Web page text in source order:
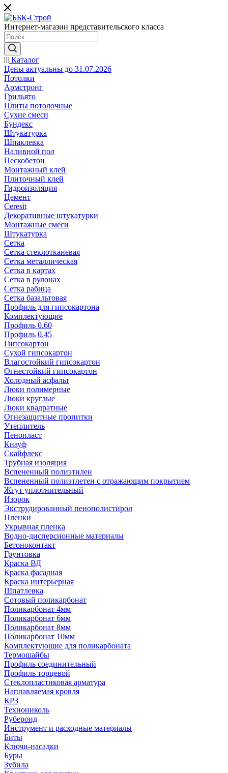
Интернет-магазин представительского класса
Каталог
Цены актуальны до 31.07.2026
Потолки
Армстронг
Грильято
Плиты потолочные
Сухие смеси
Бундекс
Штукатурка
Шпаклевка
Наливной пол
Пескобетон
Монтажный клей
Плиточный клей
Гидроизоляция
Цемент
Ceresit
Декоративные штукатурки
Монтажные смеси
Штукатурка
Сетка
Сетка стеклотканевая
Сетка металлическая
Сетка в картах
Сетка в рулонах
Сетка рабица
Сетка базальтовая
Профиль для гипсокартона
Комплектующие
Профиль 0.60
Профиль 0.45
Гипсокартон
Сухой гипсокартон
Влагостойкий гипсокартон
Огнестойкий гипсокартон
Холодный асфальт
Люки полимерные
Люки круглые
Люки квадратные
Огнезащитные пропитки
Утеплитель
Пенопласт
Кнауф
Скайфлекс
Трубная изоляция
Вспененный полиэтилен
Вспененный полиэтлетен с отражающим покрытием
Жгут уплотнительный
Изорок
Экструдированный пенополистирол
Пленки
Укрывная пленка
Водно-дисперсионные материалы
Бетоноконтакт
Грунтовка
Краска ВД
Краска фасадная
Краска интерьерная
Шпатлевка
Сотовый поликарбонат
Поликарбонат 4мм
Поликарбонат 6мм
Поликарбонат 8мм
Поликарбонат 10мм
Комплектующие для поликарбоната
Термошайбы
Профиль соединительный
Профиль торцевой
Стеклопластиковая арматура
Наплавляемая кровля
КРЗ
Технониколь
Рубероид
Инструмент и расходные материалы
Биты
Ключи-насадки
Буры
Зубила